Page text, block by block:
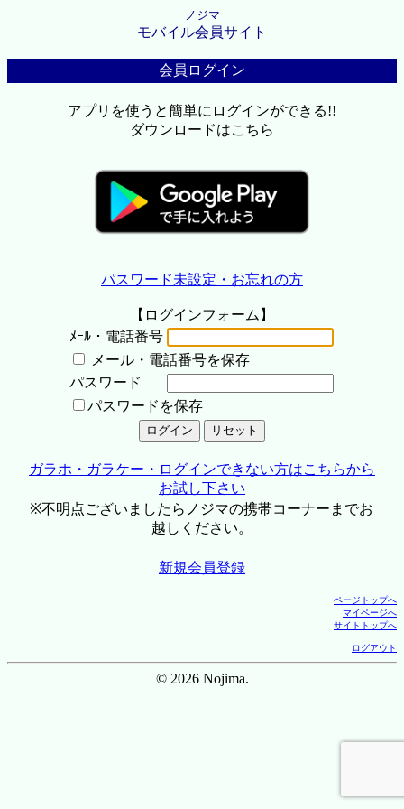
ノジマ
モバイル会員サイト
会員ログイン
アプリを使うと簡単にログインができる!!
ダウンロードはこちら
パスワード未設定・お忘れの方
【ログインフォーム】
ﾒｰﾙ・電話番号
メール・電話番号を保存
パスワード
パスワードを保存
ガラホ・ガラケー・ログインできない方はこちらから
お試し下さい
※不明点ございましたらノジマの携帯コーナーまでお
越しください。
新規会員登録
ページトップへ
マイページへ
サイトトップへ
ログアウト
© 2026 Nojima.